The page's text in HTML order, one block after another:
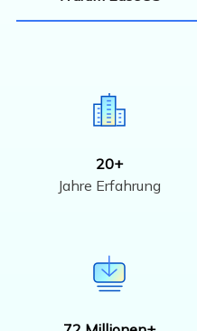
20+
Jahre Erfahrung